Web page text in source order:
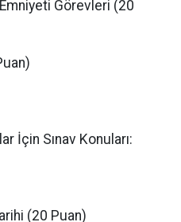
Emniyeti Görevleri (20
İçin Sınav Konuları:
(20 Puan)